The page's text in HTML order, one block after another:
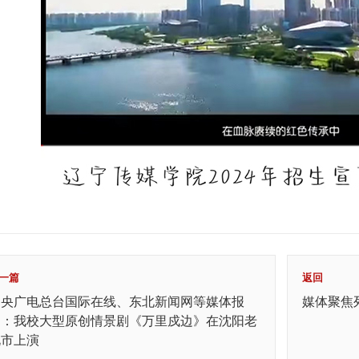
篇
广电总台国际在线、东北新闻网等媒体报
我校大型原创情景剧《万里戍边》在沈阳老
上演
返回
媒体聚焦